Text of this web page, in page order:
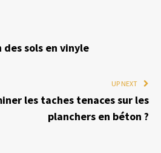
sols en vinyle
UP NEXT
les taches tenaces sur les
planchers en béton ?